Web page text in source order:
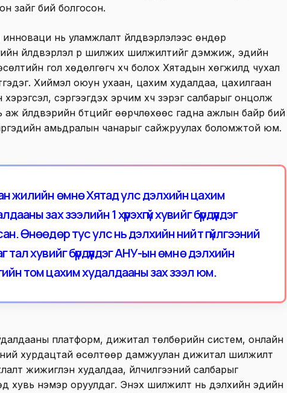
зайг бий болгосон.
нь уламжлалт үйлдвэрлэлээс өндөр
үйлдвэрлэл рүү шилжих шилжилтийг дэмжиж, эдийн
гол хөдөлгөгч хүч болох Хятадын хөгжилд чухал
Хиймэл оюун ухаан, цахим худалдаа, цахилгаан
хэрэгсэл, сэргээгдэх эрчим хүч зэрэг салбарыг онцолж
аж үйлдвэрийн бүтцийг өөрчлөхөөс гадна ажлын байр бий
амьдралын чанарыг сайжруулах боломжтой юм.
жилийн өмнө Хятад улс дэлхийн цахим
зах зээлийн 1 хүрэхгүй хувийг бүрдүүлдэг
Өнөөдөр тус улс нь дэлхийн нийт гүйлгээний
тал хувийг бүрдүүлдэг АНУ-ын өмнө дэлхийн
том цахим худалдааны зах зээл юм.
платформ, дижитал төлбөрийн систем, онлайн
хурдацтай өсөлтөөр дамжуулан дижитал шилжилт
жижиглэн худалдаа, үйлчилгээний салбарыг
хувь нэмэр оруулдаг. Энэхүү шилжилт нь дэлхийн эдийн